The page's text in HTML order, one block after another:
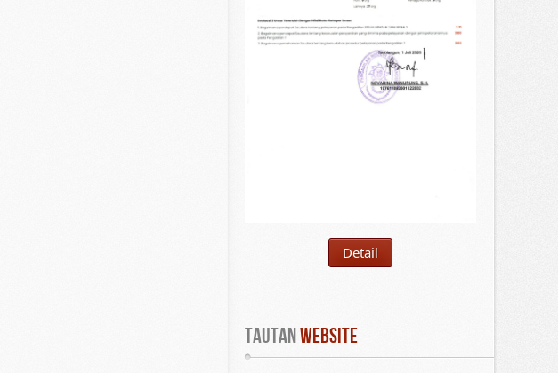
Detail
Tautan WEBSITE